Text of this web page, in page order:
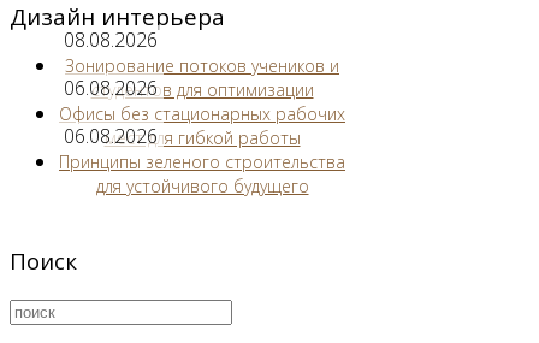
Дизайн интерьера
08.08.2026
Зонирование потоков учеников и
студентов для оптимизации
06.08.2026
Офисы без стационарных рабочих
мест для гибкой работы
06.08.2026
Принципы зеленого строительства
для устойчивого будущего
Поиск